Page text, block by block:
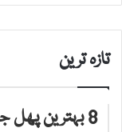
تازہ ترین
8 بہترین